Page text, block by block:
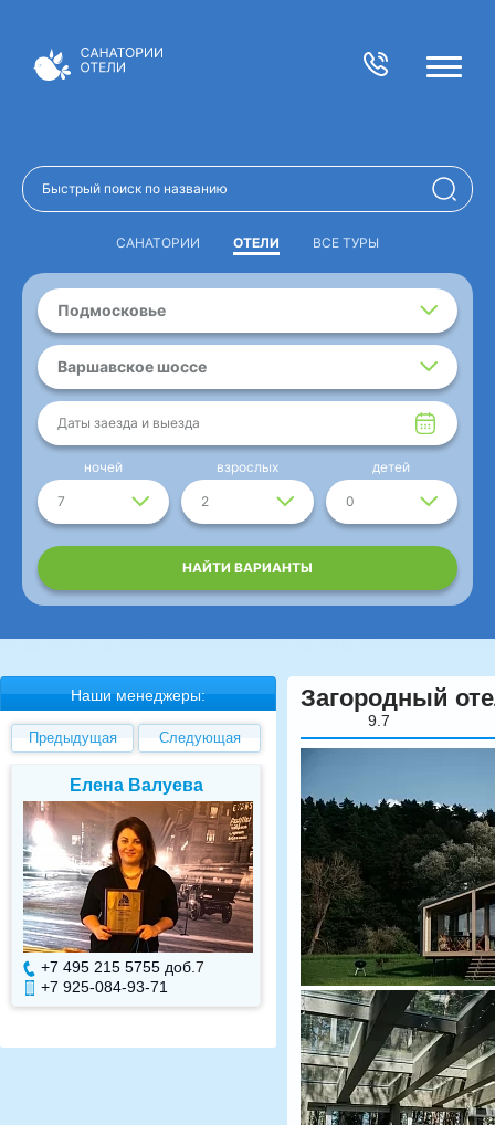
САНАТОРИИ ОТЕЛИ ВСЕ ТУРЫ
Подмосковье
Варшавское шоссе
Даты заезда и выезда
7
ночей
2
взрослых
0
детей
НАЙТИ ВАРИАНТЫ
Наши менеджеры:
Предыдущая Следующая
Елена Валуева
+7 495 215 5755 доб. 7
+7 925-084-93-71
+7 495 215 5755 доб.
+7 925-084-93-70
Загородный
9.7